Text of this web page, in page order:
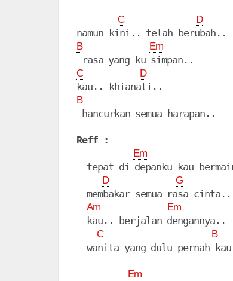
C D
B Em
C D
B
hancurkan semua harapan..
Reff :
Em
tepat di depanku kau
D G
  membakar semua rasa cinta..
Am Em
  kau.. berjalan dengannya..
C B
wanita yang dulu pernah kau
Em